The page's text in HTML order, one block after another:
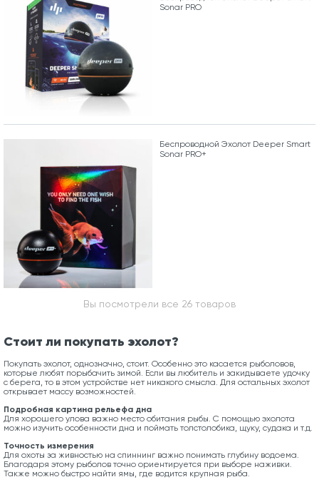
Sonar PRO
Беспроводной Эхолот Deeper Smart
Sonar PRO+
Вы посмотрели все 26 товаров
Стоит ли покупать эхолот?
Покупать эхолот, однозначно, стоит. Особенно это касается рыболовов,
которые любят порыбачить зимой. Если вы любитель и закидываете удочку
с берега, то в этом устройстве нет никакого смысла. Для остальных эхолот
открывает массу возможностей.
Подробная картина рельефа дна
Для хорошего улова важно место обитания рыбы. С помощью эхолота
можно изучить особенности дна и поймать толстолобика, щуку, судака и т.д.
Точность измерения
Для охоты за живностью на спиннинг важно понимать глубину водоема.
Благодаря этому рыболов точно ориентируется при выборе наживки.
Также можно быстро найти ямы, где водится крупная рыба.